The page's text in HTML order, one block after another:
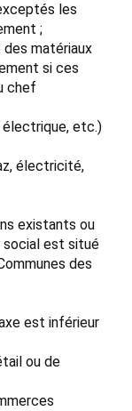
les
;
matériaux
si ces
chef
électrique, etc.)
électricité,
existants ou
social est situé
des
est inférieur
ou de